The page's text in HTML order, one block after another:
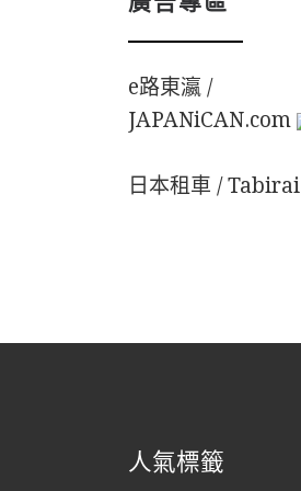
e路東瀛 /
JAPANiCAN.com
日本租車 / Tabirai
人氣標籤